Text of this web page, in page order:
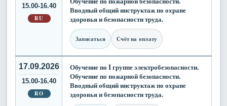
15.00-16.40
RU
Вводный общий инструктаж по охране
здоровья и безопасности труда.
Записаться Счёт на оплату
17.09.2026
15.00-16.40
RO
Обучение по I группе электробезопасности.
Обучение по пожарной безопасности.
Вводный общий инструктаж по охране
здоровья и безопасности труда.